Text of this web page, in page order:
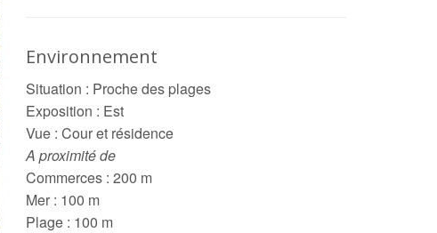
Environnement
Situation : Proche des plages
Exposition : Est
Vue : Cour et résidence
A proximité de
Commerces : 200 m
Mer : 100 m
Plage : 100 m